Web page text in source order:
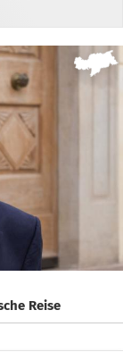
Reise